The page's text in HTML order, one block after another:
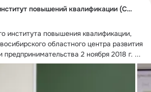
Сибирский институт повышений квалификации (СИПК)
института повышения квалификации,
областного центра развития
2 ноября 2018 г. ...